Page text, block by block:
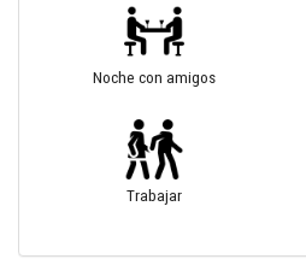
Noche con amigos
Trabajar